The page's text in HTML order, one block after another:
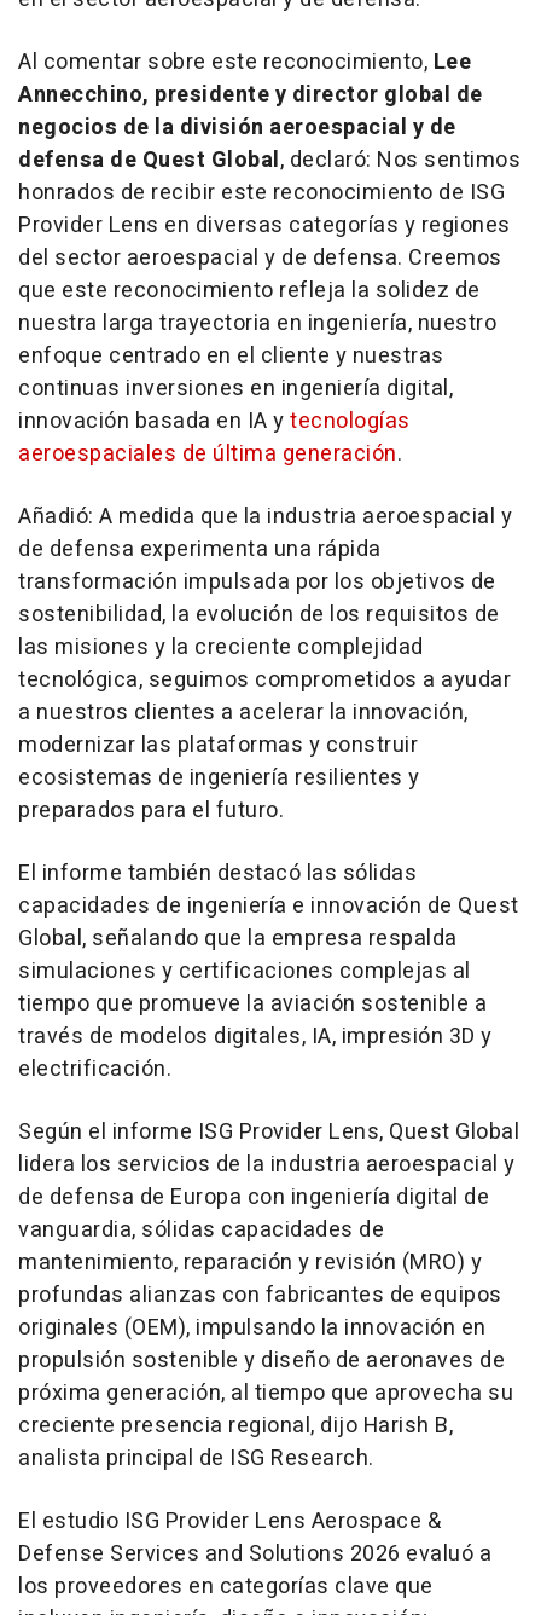
Al comentar sobre este reconocimiento, Lee
Annecchino, presidente y director global de
negocios de la división aeroespacial y de
defensa de Quest Global, declaró: Nos sentimos
honrados de recibir este reconocimiento de ISG
Provider Lens en diversas categorías y regiones
del sector aeroespacial y de defensa. Creemos
que este reconocimiento refleja la solidez de
nuestra larga trayectoria en ingeniería, nuestro
enfoque centrado en el cliente y nuestras
continuas inversiones en ingeniería digital,
innovación basada en IA ytecnologías
aeroespaciales de última generación.
Añadió: A medida que la industria aeroespacial y
de defensa experimenta una rápida
transformación impulsada por los objetivos de
sostenibilidad, la evolución de los requisitos de
las misiones y la creciente complejidad
tecnológica, seguimos comprometidos a ayudar
a nuestros clientes a acelerar la innovación,
modernizar las plataformas y construir
ecosistemas de ingeniería resilientes y
preparados para el futuro.
El informe también destacó las sólidas
capacidades de ingeniería e innovación de Quest
Global, señalando que la empresa respalda
simulaciones y certificaciones complejas al
tiempo que promueve la aviación sostenible a
través de modelos digitales, IA, impresión 3D y
electrificación.
Según el informe ISG Provider Lens, Quest Global
lidera los servicios de la industria aeroespacial y
de defensa de Europa con ingeniería digital de
vanguardia, sólidas capacidades de
mantenimiento, reparación y revisión (MRO) y
profundas alianzas con fabricantes de equipos
originales (OEM), impulsando la innovación en
propulsión sostenible y diseño de aeronaves de
próxima generación, al tiempo que aprovecha su
creciente presencia regional, dijo Harish B,
analista principal de ISG Research.
El estudio ISG Provider Lens Aerospace &
Defense Services and Solutions 2026 evaluó a
los proveedores en categorías clave que